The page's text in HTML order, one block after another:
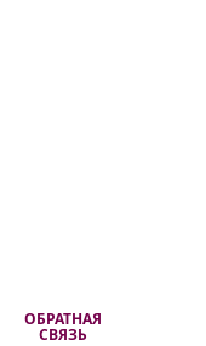
ОБРАТНАЯ
СВЯЗЬ